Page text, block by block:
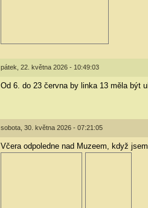
pátek, 22. května 2026 - 10:49:03
Od 6. do 23 června by linka 13 měla být
sobota, 30. května 2026 - 07:21:05
Včera odpoledne nad Muzeem, když